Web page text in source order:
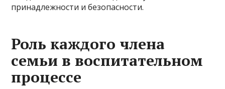
принадлежности и безопасности.
Роль каждого члена
семьи в воспитательном
процессе